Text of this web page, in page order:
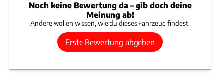
Noch keine Bewertung da – gib doch deine
Meinung ab!
Andere wollen wissen, wie du dieses Fahrzeug findest.
Erste Bewertung abgeben